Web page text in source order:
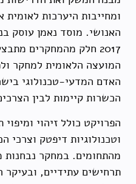
ומחייבות היערכות לאומית
האנושי. מוסד נאמן עוסק
2017 חלק מהמחקרים
המועצה הלאומית למחקר
האדם המדעי-טכנולוגי
הכשרות קיימות לבין
הפרויקט כולל זיהוי
וטכנולוגיות דיפטק
מהתחומים. במחקר נבחנות
תרחישים עתידיים,